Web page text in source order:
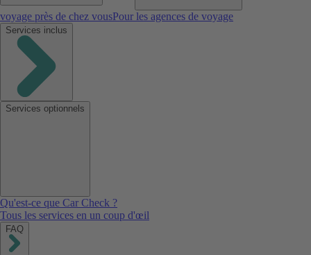
voyage près de chez vousPour les agences de voyage
Services inclus
Services optionnels
Qu'est-ce que Car Check ?
Tous les services en un coup d'œil
FAQ